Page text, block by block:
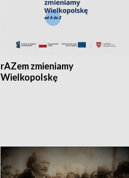
rAZem zmieniamy
Wielkopolskę